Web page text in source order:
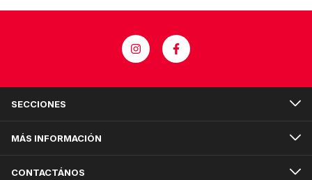
SECCIONES
MÁS INFORMACIÓN
CONTACTÁNOS